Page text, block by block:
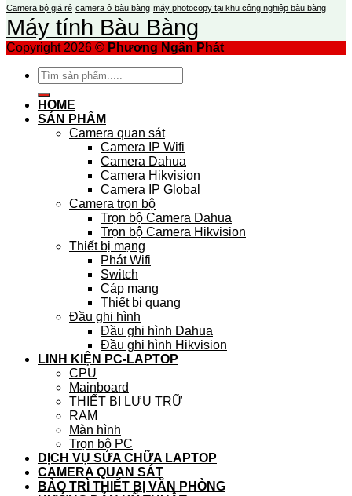
Camera bộ giá rẻ camera ở bàu bàng máy photocopy tại khu công nghiệp bàu bàng
Máy tính Bàu Bàng
Copyright 2026 © Phương Ngân Phát
Tìm
kiếm:
HOME
SẢN PHẨM
Camera quan sát
Camera IP Wifi
Camera Dahua
Camera Hikvision
Camera IP Global
Camera trọn bộ
Trọn bộ Camera Dahua
Trọn bộ Camera Hikvision
Thiết bị mạng
Phát Wifi
Switch
Cáp mạng
Thiết bị quang
Đầu ghi hình
Đầu ghi hình Dahua
Đầu ghi hình Hikvision
LINH KIỆN PC-LAPTOP
CPU
Mainboard
THIẾT BỊ LƯU TRỮ
RAM
Màn hình
Trọn bộ PC
DỊCH VỤ SỬA CHỮA LAPTOP
CAMERA QUAN SÁT
BẢO TRÌ THIẾT BỊ VĂN PHÒNG